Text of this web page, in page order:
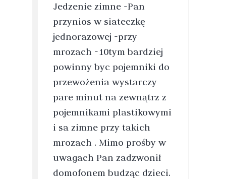
Jedzenie zimne -Pan
przynios w siateczkę
jednorazowej -przy
mrozach -10tym bardziej
powinny byc pojemniki do
przewożenia wystarczy
pare minut na zewnątrz z
pojemnikami plastikowymi
i sa zimne przy takich
mrozach . Mimo prośby w
uwagach Pan zadzwonił
domofonem budząc dzieci.